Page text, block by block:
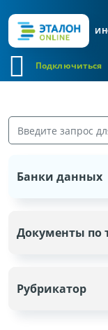
Подключиться
Банки данных
Документы по
Рубрикатор